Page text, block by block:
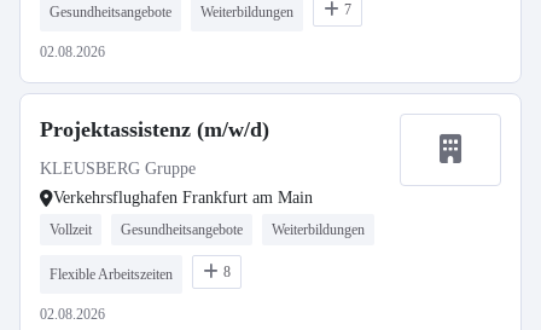
Gesundheitsangebote Weiterbildungen 7
02.08.2026
Projektassistenz (m/w/d)
KLEUSBERG Gruppe
Verkehrsflughafen Frankfurt am Main
Vollzeit Gesundheitsangebote Weiterbildungen
Flexible Arbeitszeiten 8
02.08.2026